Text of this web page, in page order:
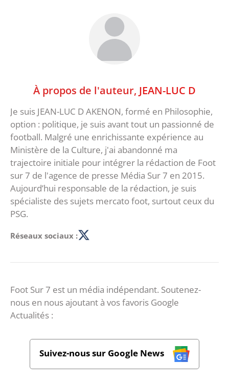
À propos de l'auteur, JEAN-LUC D
Je suis JEAN-LUC D AKENON, formé en Philosophie,
option : politique, je suis avant tout un passionné de
football. Malgré une enrichissante expérience au
Ministère de la Culture, j'ai abandonné ma
trajectoire initiale pour intégrer la rédaction de Foot
sur 7 de l'agence de presse Média Sur 7 en 2015.
Aujourd’hui responsable de la rédaction, je suis
spécialiste des sujets mercato foot, surtout ceux du
PSG.
Réseaux sociaux :
Foot Sur 7 est un média indépendant. Soutenez-
nous en nous ajoutant à vos favoris Google
Actualités :
Suivez-nous sur Google News